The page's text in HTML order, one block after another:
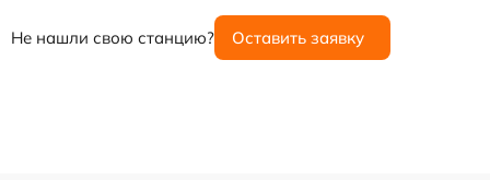
Не нашли свою станцию? Оставить заявку